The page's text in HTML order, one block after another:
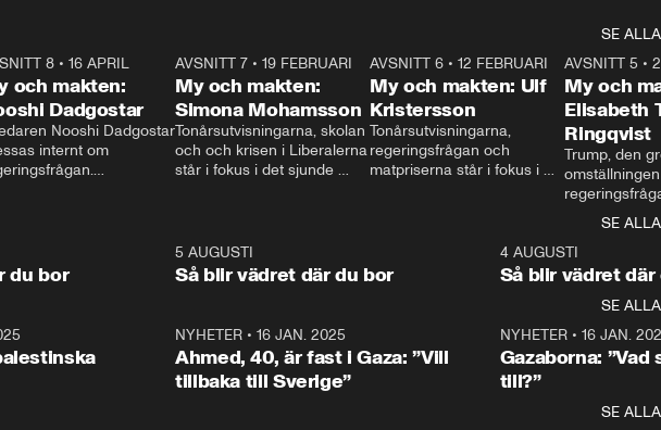
SE ALLA
8• 16 APRIL
och makten:
Dadgostar
Nooshi Dadgostar
internt om
ställer upp i val. Ska vi
med så sitter vi förstås
24:30
AVSNITT 7• 19 FEBRUARI
My och makten:
Simona Mohamsson
Tonårsutvisningarna, skolan
och och krisen i Liberalerna
står i fokus i det sjunde
kommentator My
Rohwedder ställer
utbildnings- och
Mohamsson till svars.
27:30
AVSNITT 6 •12 FEBRUARI
My och makten: Ulf
Kristersson
Tonårsutvisningarna,
regeringsfrågan och
matpriserna står i fokus i
Rohwedder ställer
statsminister Ulf Kristersson
AVSNITT 5 •
My och
Elisabeth
Ringqvist
Trump, den
centrum i
avsnittet av
Makten”. Se
Aftonbladets
Rohwedder
Thand Ring
SE ALLA
du bor
5 AUGUSTI
Så blir vädret där du bor
4 AUGUSTI
Så blir vädret där
SE ALLA
NYHETER• 16 JAN. 2025
Ahmed, 40, är fast i Gaza: ”Vill
tillbaka till Sverige”
NYHETER• 16 JAN.
Gazaborna:
till?”
SE ALLA